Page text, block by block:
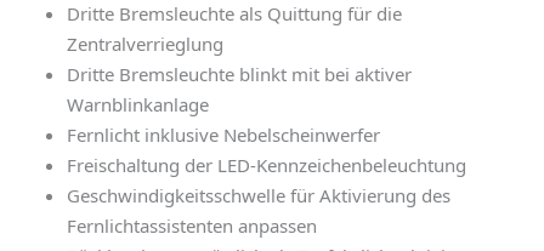
Dritte Bremsleuchte als Quittung für die
Zentralverrieglung
Dritte Bremsleuchte blinkt mit bei aktiver
Warnblinkanlage
Fernlicht inklusive Nebelscheinwerfer
Freischaltung der LED-Kennzeichenbeleuchtung
Geschwindigkeitsschwelle für Aktivierung des
Fernlichtassistenten anpassen